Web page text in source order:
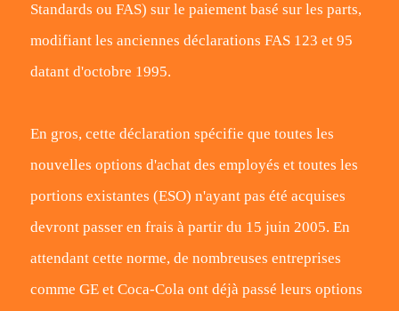
Standards ou FAS) sur le paiement basé sur les parts,
modifiant les anciennes déclarations FAS 123 et 95
datant d'octobre 1995.
En gros, cette déclaration spécifie que toutes les
nouvelles options d'achat des employés et toutes les
portions existantes (ESO) n'ayant pas été acquises
devront passer en frais à partir du 15 juin 2005. En
attendant cette norme, de nombreuses entreprises
comme GE et Coca-Cola ont déjà passé leurs options